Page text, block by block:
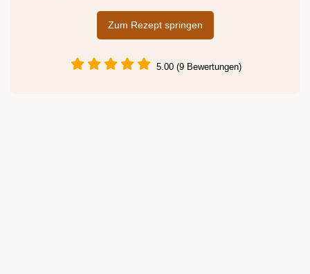
Zum Rezept springen
5.00 (9 Bewertungen)